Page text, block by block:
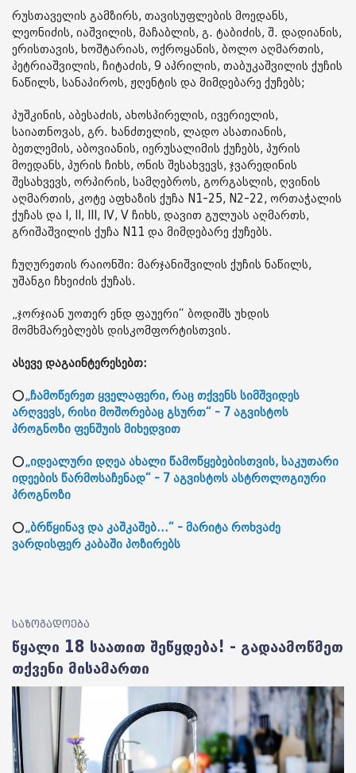
რუსთაველის გამზირს, თავისუფლების მოედანს,
ლეონიძის, იაშვილის, მაჩაბლის, გ. ტაბიძის, შ. დადიანის,
ერისთავის, ხოშტარიას, ოქროყანის, ბოლო აღმართის,
პეტრიაშვილის, ჩიტაძის, 9 აპრილის, თაბუკაშვილის ქუჩის
ნაწილს, სანაპიროს, ჟღენტის და მიმდებარე ქუჩებს;
პუშკინის, აბესაძის, ახოსპირელის, ივერიელის,
საიათნოვას, გრ. ხანძთელის, ლადო ასათიანის,
ბეთლემის, აბოვიანის, იერუსალიმის ქუჩებს, პურის
მოედანს, პურის ჩიხს, ონის შესახვევს, ჯვარედინის
შესახვევს, ორპირის, სამღებროს, გორგასლის, ღვინის
აღმართის, კოტე აფხაზის ქუჩა N1-25, N2-22, ორთაჭალის
ქუჩას და I, II, III, IV, V ჩიხს, დავით გულუას აღმართს,
გრიშაშვილის ქუჩა N11 და მიმდებარე ქუჩებს.
ჩუღურეთის რაიონში: მარჯანიშვილის ქუჩის ნაწილს,
უშანგი ჩხეიძის ქუჩას.
„ჯორჯიან უოთერ ენდ ფაუერი“ ბოდიშს უხდის
მომხმარებლებს დისკომფორტისთვის.
ასევე დაგაინტერესებთ:
⭕„ჩამოწერეთ ყველაფერი, რაც თქვენს სიმშვიდეს
არღვევს, რისი მოშორებაც გსურთ“ - 7 აგვისტოს
პროგნოზი ფენშუის მიხედვით
⭕„იდეალური დღეა ახალი წამოწყებებისთვის, საკუთარი
იდეების წარმოსაჩენად“ - 7 აგვისტოს ასტროლოგიური
პროგნოზი
⭕„ბრწყინავ და კაშკაშებ...“ - მარიტა როხვაძე
ვარდისფერ კაბაში პოზირებს
საზოგადოება
წყალი 18 საათით შეწყდება! - გადაამოწმეთ
თქვენი მისამართი